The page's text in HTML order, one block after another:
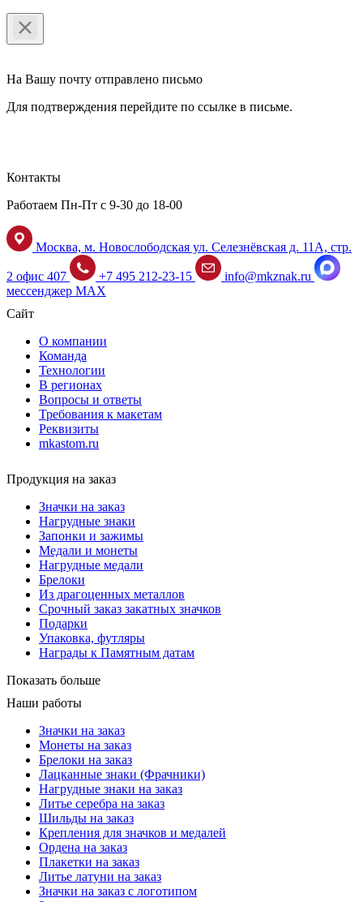
На Вашу почту отправлено письмо
Для подтверждения перейдите по ссылке в письме.
Контакты
Работаем Пн-Пт с 9-30 до 18-00
Москва, м. Новослободская ул. Селезнёвская д. 11А, стр.
2 офис 407 +7 495 212-23-15
info@mkznak.ru
мессенджер MAX
Сайт
О компании
Команда
Технологии
В регионах
Вопросы и ответы
Требования к макетам
Реквизиты
mkastom.ru
Продукция на заказ
Значки на заказ
Нагрудные знаки
Запонки и зажимы
Медали и монеты
Нагрудные медали
Брелоки
Из драгоценных металлов
Срочный заказ закатных значков
Подарки
Упаковка, футляры
Награды к Памятным датам
Показать больше
Наши работы
Значки на заказ
Монеты на заказ
Брелоки на заказ
Лацканные знаки (Фрачники)
Нагрудные знаки на заказ
Литье серебра на заказ
Шильды на заказ
Крепления для значков и медалей
Ордена на заказ
Плакетки на заказ
Литье латуни на заказ
Значки на заказ с логотипом